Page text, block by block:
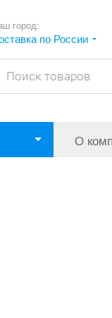
город:
по России
О